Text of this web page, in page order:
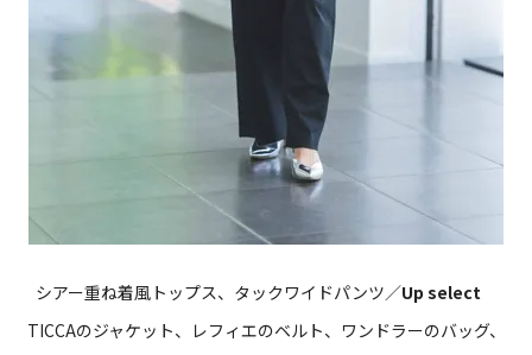
シアー重ね着風トップス、タックワイドパンツ／Up select
TICCAのジャケット、レフィエのベルト、ワンドラーのバッグ、